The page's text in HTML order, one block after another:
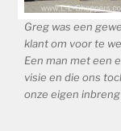
Greg was een
klant om voor te
Een man met een
visie en die ons
onze eigen